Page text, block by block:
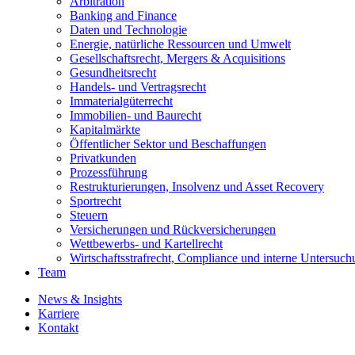
Banking and Finance
Daten und Technologie
Energie, natürliche Ressourcen und Umwelt
Gesellschaftsrecht, Mergers & Acquisitions
Gesundheitsrecht
Handels- und Vertragsrecht
Immaterialgüterrecht
Immobilien- und Baurecht
Kapitalmärkte
Öffentlicher Sektor und Beschaffungen
Privatkunden
Prozessführung
Restrukturierungen, Insolvenz und Asset Recovery
Sportrecht
Steuern
Versicherungen und Rückversicherungen
Wettbewerbs- und Kartellrecht
Wirtschaftsstrafrecht, Compliance und interne
Team
News & Insights
Karriere
Kontakt